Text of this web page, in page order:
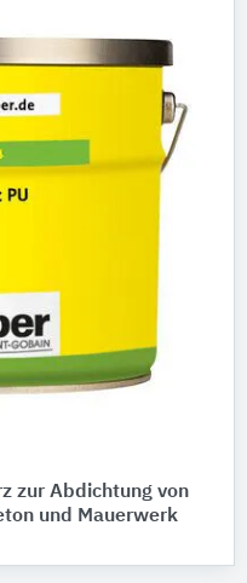
zur Abdichtung von
und Mauerwerk